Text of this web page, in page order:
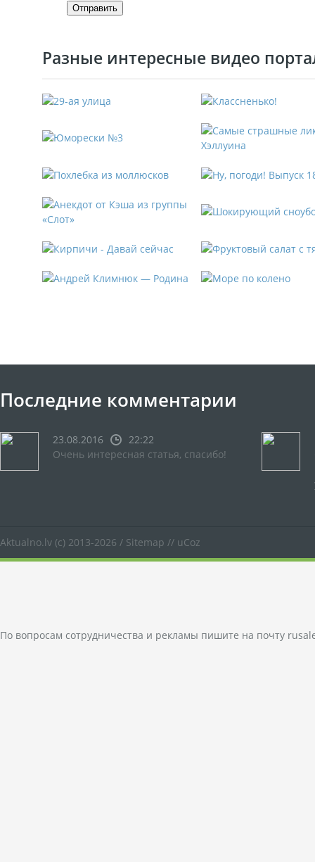
Отправить
Разные интересные видео
Последние комментарии
23.08.2016
22:22
Очень интересная статья, спасибо!
Aktualno.lv (c) 2013-2026 / Sitemap // uCoz
По вопросам сотрудничества и рекламы пишите на почту